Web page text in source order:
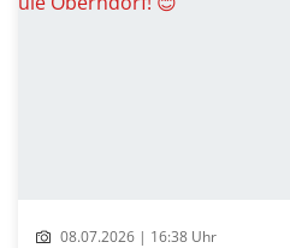
08.07.2026 | 16:38 Uhr